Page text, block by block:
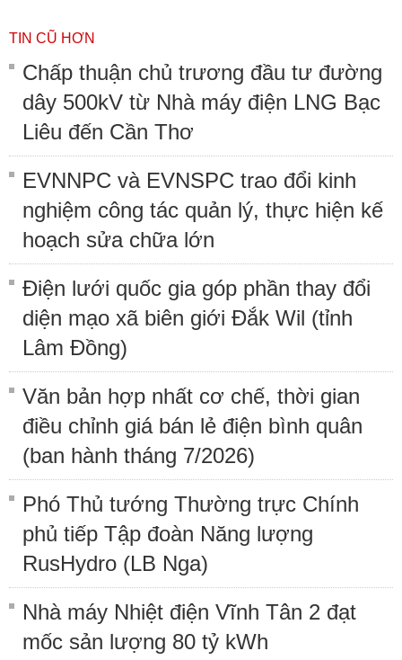
TIN CŨ HƠN
Chấp thuận chủ trương đầu tư đường
dây 500kV từ Nhà máy điện LNG Bạc
Liêu đến Cần Thơ
EVNNPC và EVNSPC trao đổi kinh
nghiệm công tác quản lý, thực hiện kế
hoạch sửa chữa lớn
Điện lưới quốc gia góp phần thay đổi
diện mạo xã biên giới Đắk Wil (tỉnh
Lâm Đồng)
Văn bản hợp nhất cơ chế, thời gian
điều chỉnh giá bán lẻ điện bình quân
(ban hành tháng 7/2026)
Phó Thủ tướng Thường trực Chính
phủ tiếp Tập đoàn Năng lượng
RusHydro (LB Nga)
Nhà máy Nhiệt điện Vĩnh Tân 2 đạt
mốc sản lượng 80 tỷ kWh